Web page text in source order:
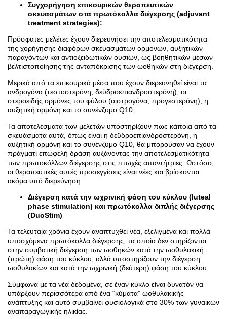
Συγχορήγηση επικουρικών θεραπευτικών
σκευασμάτων στα πρωτόκολλα διέγερσης (adjuvant
treatment strategies):
Πρόσφατες μελέτες έχουν διερευνήσει την αποτελεσματικότητα
της χορήγησης διαφόρων σκευασμάτων ορμονών, αυξητικών
παραγόντων και αντιοξειδωτικών ουσιών, ως βοηθητικών μέσων
βελτιστοποίησης της ανταπόκρισης των ωοθηκών στη διέγερση.
Μερικά από τα επικουρικά μέσα που έχουν διερευνηθεί είναι τα
ανδρογόνα (τεστοστερόνη, δεϋδροεπιανδροστερόνη), οι
στεροειδής ορμόνες του φύλου (οιστρογόνα, προγεστερόνη), η
αυξητική ορμόνη και το συνένζυμο Q10.
Τα αποτελέσματα των μελετών υποστηρίζουν πως κάποια από τα
σκευάσματα αυτά, όπως είναι η δεϋδροεπιανδροστερόνη, η
αυξητική ορμόνη και το συνένζυμο Q10, θα μπορούσαν να έχουν
πράγματι επωφελή δράση αυξάνοντας την αποτελεσματικότητα
των πρωτοκόλλων διέγερσης στις πτωχές απαντήτριες. Ωστόσο,
οι θεραπευτικές αυτές προσεγγίσεις είναι νέες και βρίσκονται
ακόμα υπό διερεύνηση.
Διέγερση κατά την ωχρινική φάση του κύκλου (luteal
phase stimulation) και πρωτόκολλα διπλής διέγερσης
(DuoStim)
Τα τελευταία χρόνια έχουν αναπτυχθεί νέα, εξελιγμένα και πολλά
υποσχόμενα πρωτόκολλα διέγερσης, τα οποία δεν στηρίζονται
στην συμβατική διέγερση των ωοθηκών κατά την ωοθυλακική
(πρώτη) φάση του κύκλου, αλλά υποστηρίζουν την διέγερση
ωοθυλακίων και κατά την ωχρινική (δεύτερη) φάση του κύκλου.
Σύμφωνα με τα νέα δεδομένα, σε έναν κύκλο είναι δυνατόν να
υπάρξουν περισσότερα από ένα “κύματα” ωοθυλακικής
ανάπτυξης και αυτό συμβαίνει φυσιολογικά στο 30% των γυναικών
αναπαραγωγικής ηλικίας.